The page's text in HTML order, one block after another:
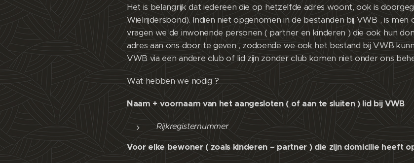
Het is belangrijk dat iedereen die op hetzelfde adres woont, ook is
Wielrijdersbond). Indien niet opgenomen in de bestanden bij VWB , is men
vragen we de inwonende personen ( partner en kinderen ) die ook hun
adres aan ons door te geven , zodoende we ook het bestand bij VWB
VWB via een andere club of lid zijn zonder club komen niet onder ons
Wat hebben we nodig ?
Naam + voornaam van het aangesloten ( of aan te sluiten ) lid bij VWB
Rijkregisternummer
Voor elke bewoner ( zoals kinderen – partner ) die zijn domicilie heeft